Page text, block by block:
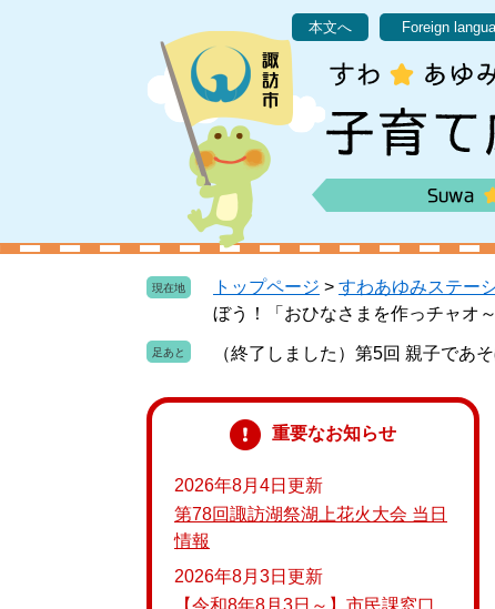
本
本文へ Foreign
現在地 トップページ > すわあゆみステー
ぼう！「おひなさまを作っチャオ～
（終了しました）第5回 親子であ
重要なお知らせ
2026年8月4日更新
第78回諏訪湖祭湖上花火大会 当日
情報
2026年8月3日更新
【令和8年8月3日～】市民課窓口